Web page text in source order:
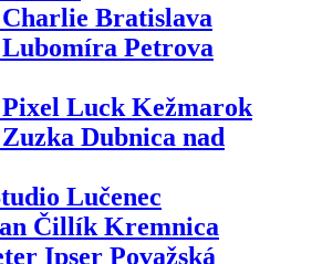
Bratislava
Petrova
Luck Kežmarok
Dubnica nad
Lučenec
Čillík Kremnica
Ipser Považská